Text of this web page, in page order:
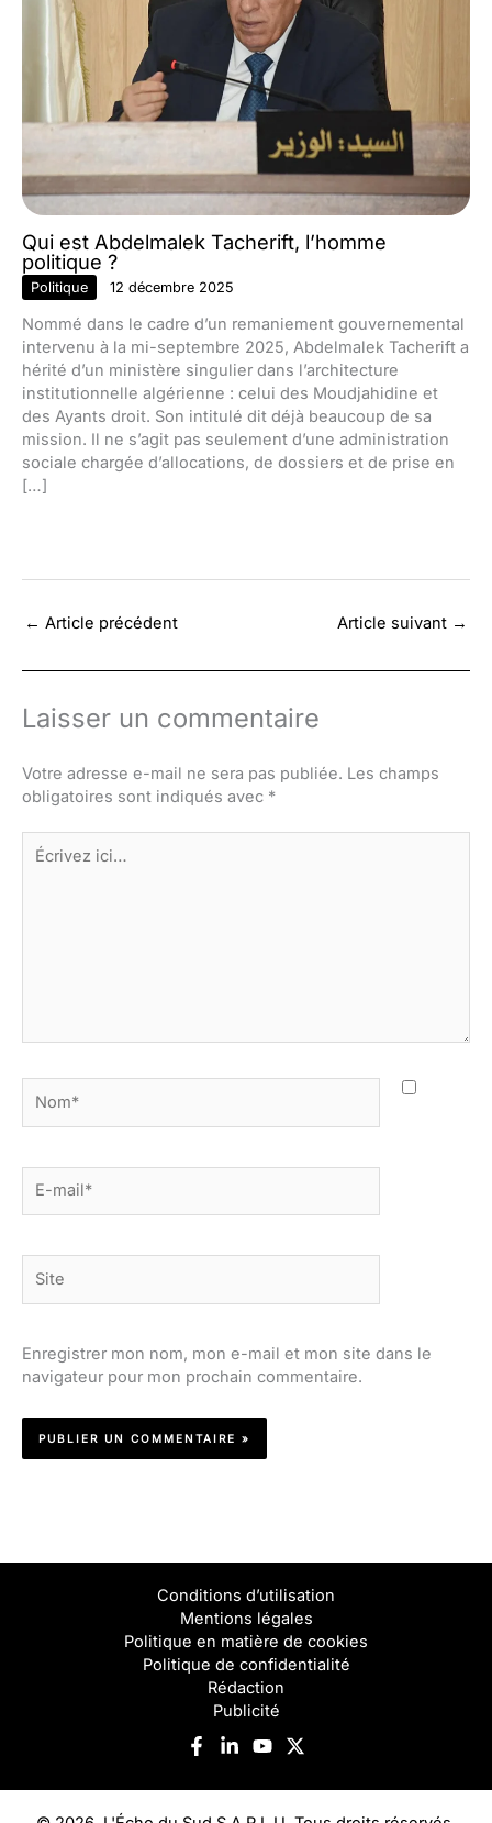
Qui est Abdelmalek Tacherift, l’homme
politique ?
Politique 12 décembre 2025
Nommé dans le cadre d’un remaniement gouvernemental
intervenu à la mi-septembre 2025, Abdelmalek Tacherift a
hérité d’un ministère singulier dans l’architecture
institutionnelle algérienne : celui des Moudjahidine et
des Ayants droit. Son intitulé dit déjà beaucoup de sa
mission. Il ne s’agit pas seulement d’une administration
sociale chargée d’allocations, de dossiers et de prise en
[…]
← Article précédent Article suivant →
Laisser un commentaire
Votre adresse e-mail ne sera pas publiée. Les champs
obligatoires sont indiqués avec *
Écrivez
ici…
mail*
Enregistrer mon nom, mon e-mail et mon site dans le
navigateur pour mon prochain commentaire.
Conditions d’utilisation
Mentions légales
Politique en matière de cookies
Politique de confidentialité
Rédaction
Publicité